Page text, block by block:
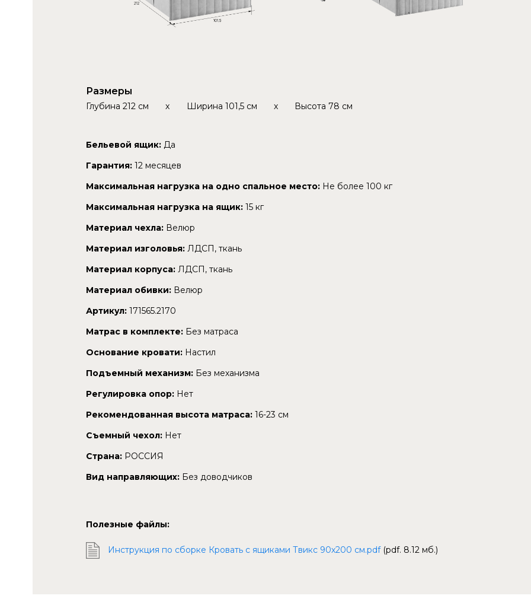
Размеры
Глубина 212 см x Ширина 101,5 см x Высота 78 см
Бельевой ящик: Да
Гарантия: 12 месяцев
Максимальная нагрузка на одно спальное место: Не более 100 кг
Максимальная нагрузка на ящик: 15 кг
Материал чехла: Велюр
Материал изголовья: ЛДСП, ткань
Материал корпуса: ЛДСП, ткань
Материал обивки: Велюр
Артикул: 171565.2170
Матрас в комплекте: Без матраса
Основание кровати: Настил
Подъемный механизм: Без механизма
Регулировка опор: Нет
Рекомендованная высота матраса: 16-23 см
Съемный чехол: Нет
Страна: РОССИЯ
Вид направляющих: Без доводчиков
Полезные файлы:
Инструкция по сборке Кровать с ящиками Твикс 90х200 см.pdf (pdf. 8.12 мб.)